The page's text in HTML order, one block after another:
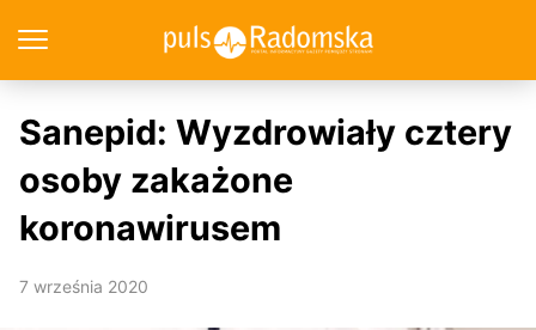
Sanepid: Wyzdrowiały cztery
osoby zakażone
koronawirusem
7 września 2020